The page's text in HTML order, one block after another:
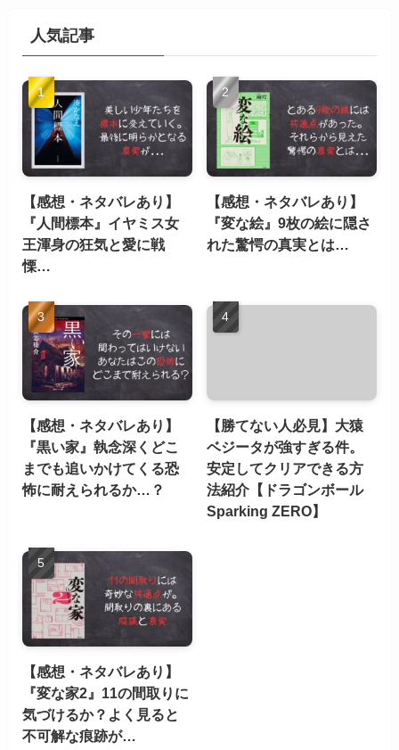
人気記事
【感想・ネタバレあり】
『人間標本』イヤミス女
王渾身の狂気と愛に戦
慄…
【感想・ネタバレあり】
『変な絵』9枚の絵に隠さ
れた驚愕の真実とは…
【感想・ネタバレあり】
『黒い家』執念深くどこ
までも追いかけてくる恐
怖に耐えられるか…？
【勝てない人必見】大猿
ベジータが強すぎる件。
安定してクリアできる方
法紹介【ドラゴンボール
Sparking ZERO】
【感想・ネタバレあり】
『変な家2』11の間取りに
気づけるか？よく見ると
不可解な痕跡が…